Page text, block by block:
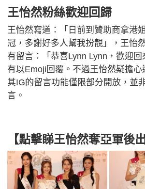
王怡然粉絲歡迎回歸
王怡然寫道：「日前到贊助商拿港
冠，多謝好多人幫我扮靚」，王怡
有留言：「恭喜Lynn Lynn，歡迎
有以Emoji回覆。不過王怡然疑擔心
其IG的留言功能僅限部分開放，並
言。
【點擊睇王怡然奪亞軍後